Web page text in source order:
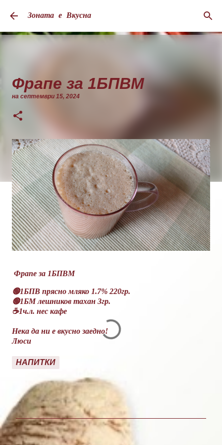
Пропускане към основното съдържание
Зоната е Вкусна
Фрапе за 1БПВМ
на септември 15, 2024
Фрапе за 1БПВМ
🟢1БПВ прясно мляко 1.7% 220гр.
🟢1БМ лешников тахан 3гр.
☕1ч.л. нес кафе
Нека да ни е вкусно заедно!
Люси
НАПИТКИ
К
о